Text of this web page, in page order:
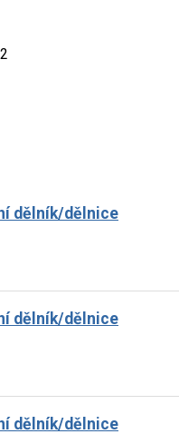
dělník/dělnice
dělník/dělnice
dělník/dělnice